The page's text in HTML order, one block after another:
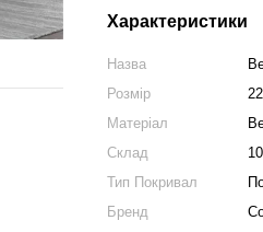
Характеристики
Назва
Розмір
Матеріал
Склад
Тип Покривал
Бренд